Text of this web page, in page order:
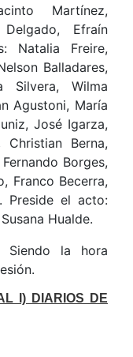
Martínez,
Efraín
Natalia Freire,
Balladares,
Silvera, Wilma
Agustoni, María
José Igarza,
Christian Berna,
Borges,
Franco Becerra,
Preside el acto:
Hualde.
Siendo la hora
I) DIARIOS DE